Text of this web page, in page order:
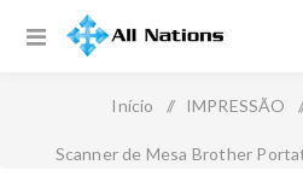
Início / IMPRESSÃO
Scanner de Mesa Brother